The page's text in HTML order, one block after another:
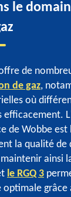
le
de
de gaz,
où
de Wobbe
la qualité de
ainsi
le RGQ 3
grâce